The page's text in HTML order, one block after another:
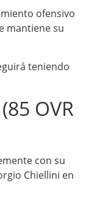
ofensivo
mantiene su
teniendo
OVR
con su
Chiellini en